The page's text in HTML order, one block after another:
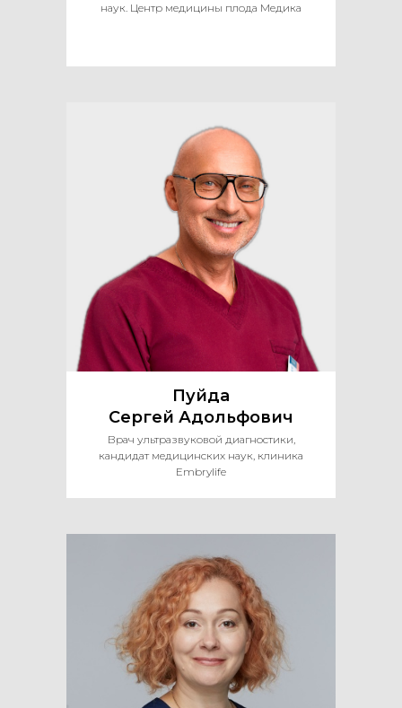
наук. Центр медицины плода Медика
Пуйда
Сергей Адольфович
Врач ультразвуковой диагностики,
кандидат медицинских наук, клиника
Embrylife